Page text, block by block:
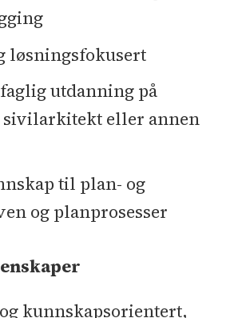
løsningsfokusert
utdanning på
sivilarkitekt eller annen
til plan- og
og planprosesser
kunnskapsorientert,